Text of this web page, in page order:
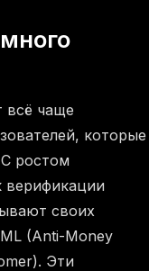
всё чаще
которые
ростом
верификации
своих
(Anti-Money
Эти